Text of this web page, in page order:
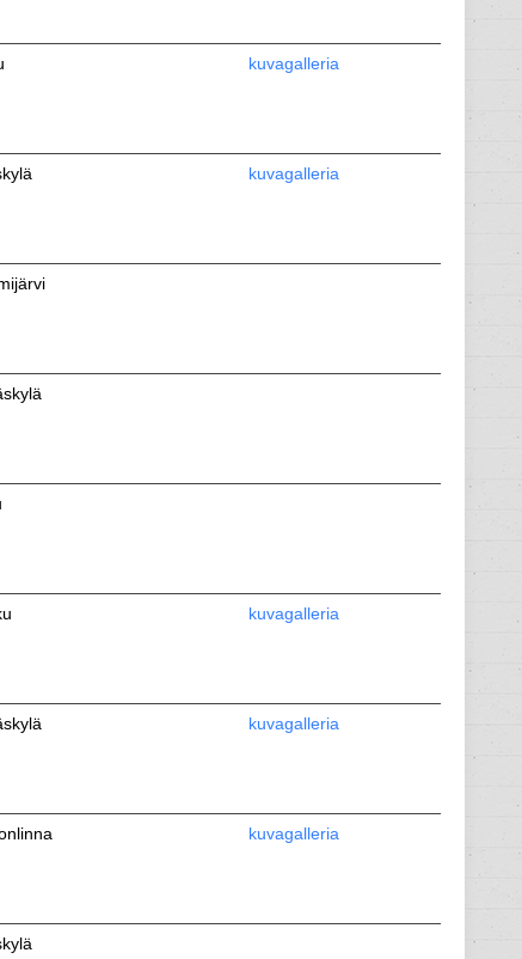
kuvagalleria
kuvagalleria
kuvagalleria
kuvagalleria
kuvagalleria